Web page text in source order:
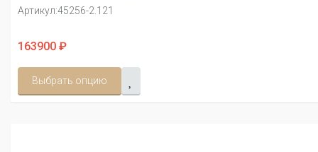
Артикул:45256-2.121
163900 ₽
Выбрать опцию